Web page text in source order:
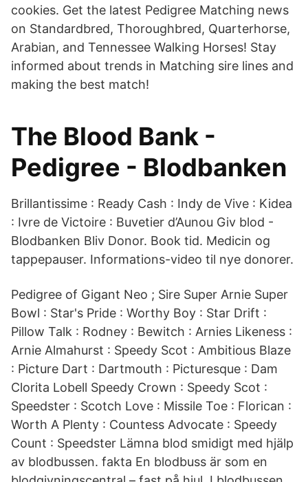
cookies. Get the latest Pedigree Matching news
on Standardbred, Thoroughbred, Quarterhorse,
Arabian, and Tennessee Walking Horses! Stay
informed about trends in Matching sire lines and
making the best match!
The Blood Bank -
Pedigree - Blodbanken
Brillantissime : Ready Cash : Indy de Vive : Kidea
: Ivre de Victoire : Buvetier d’Aunou Giv blod -
Blodbanken Bliv Donor. Book tid. Medicin og
tappepauser. Informations-video til nye donorer.
Pedigree of Gigant Neo ; Sire Super Arnie Super
Bowl : Star's Pride : Worthy Boy : Star Drift :
Pillow Talk : Rodney : Bewitch : Arnies Likeness :
Arnie Almahurst : Speedy Scot : Ambitious Blaze
: Picture Dart : Dartmouth : Picturesque : Dam
Clorita Lobell Speedy Crown : Speedy Scot :
Speedster : Scotch Love : Missile Toe : Florican :
Worth A Plenty : Countess Advocate : Speedy
Count : Speedster Lämna blod smidigt med hjälp
av blodbussen. fakta En blodbuss är som en